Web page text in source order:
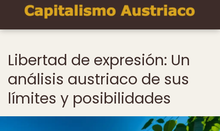
Libertad de expresión: Un
análisis austriaco de sus
límites y posibilidades